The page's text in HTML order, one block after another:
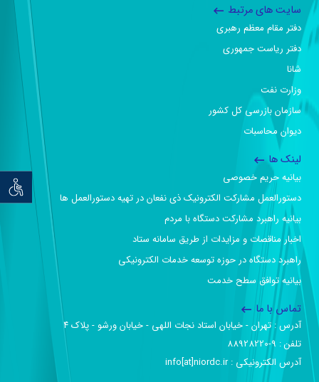
توان
سایت های مرتبط
دفتر مقام معظم رهبری
دفتر ریاست جمهوری
شانا
وزارت نفت
سازمان بازرسی کل کشور
دیوان محاسبات
لینک ها
بیانیه حریم خصوصی
دستورالعمل مشارکت الکترونیک ذی نفعان در تهیه دستورالعمل ها
بیانیه راهبرد مشارکت دستگاه با مردم
اخبار مناقصات و مزایدات از طریق سامانه ستاد
راهبرد دستگاه در حوزه توسعه خدمات الکترونیکی
بیانیه توافق سطح خدمت
تماس با ما
آدرس :‌ تهران - خیابان استاد نجات اللهی - خیابان ورشو - پلاک ۴
تلفن :‌ 9-88928220
آدرس الکترونیکی :‌ info[at]niordc.ir